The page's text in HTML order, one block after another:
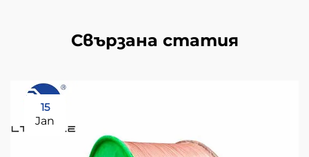
Свързана статия
15
Jan